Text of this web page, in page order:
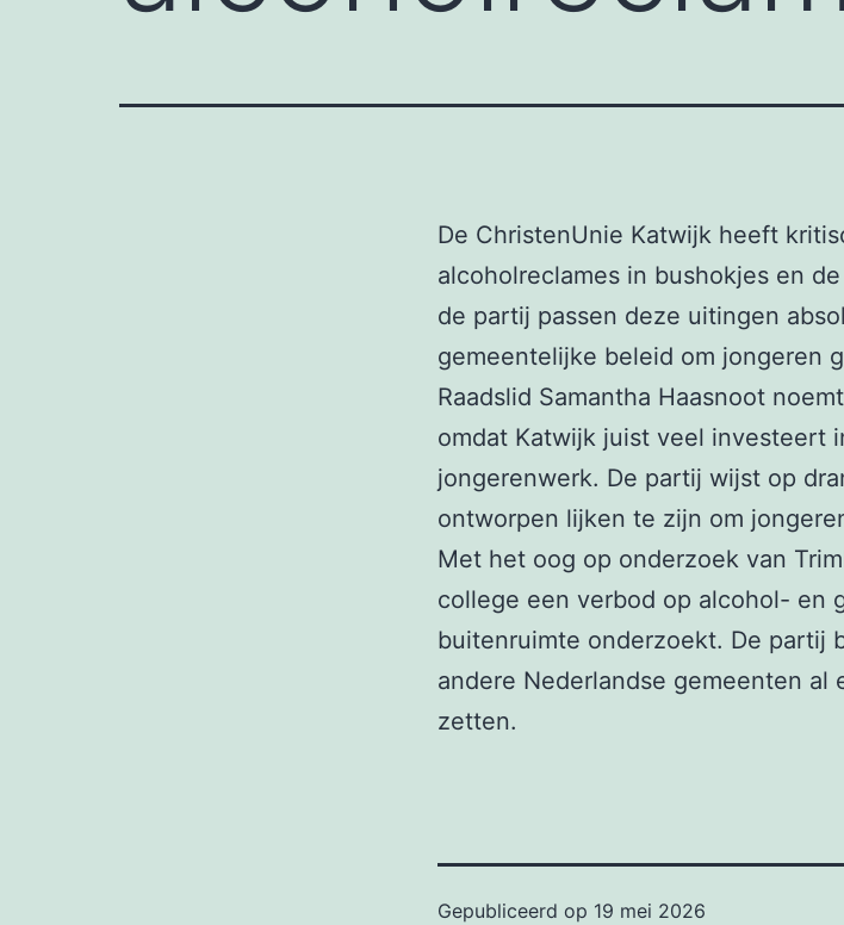
De ChristenUnie Katwijk heeft
alcoholreclames in bushokjes en
de partij passen deze uitingen
gemeentelijke beleid om jongeren
Raadslid Samantha Haasnoot
omdat Katwijk juist veel investeert
jongerenwerk. De partij wijst op
ontworpen lijken te zijn om
Met het oog op onderzoek van
college een verbod op alcohol- en
buitenruimte onderzoekt. De partij
andere Nederlandse gemeenten al
zetten.
Gepubliceerd op 19 mei 2026